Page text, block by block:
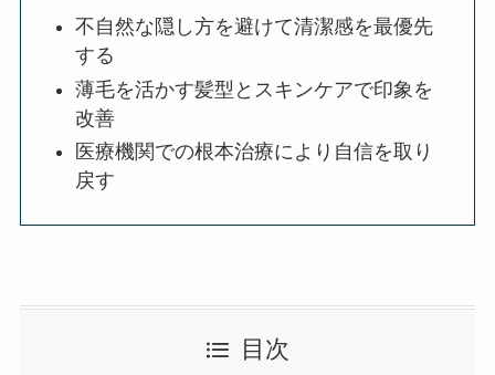
不自然な隠し方を避けて清潔感を最優先
する
薄毛を活かす髪型とスキンケアで印象を
改善
医療機関での根本治療により自信を取り
戻す
目次